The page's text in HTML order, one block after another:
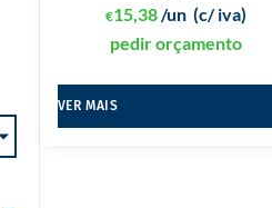
€15,38 (c/ iva)
/un
pedir orçamento
VER MAIS